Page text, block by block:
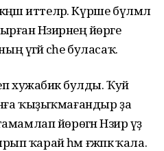
иттеләр. Күрше бүлмәлә
Нәзирәнең йөрәге
үгәй әсәһе буласаҡ.
хужабикә булды. Ҡуй
ҡыҙыҡмағандыр ҙа
йөрөгән Нәзирә үҙ
ҡарай һәм ғәжәпкә ҡала.